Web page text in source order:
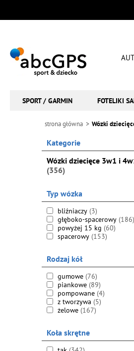
SPORT / GARMIN FOTELIKI
strona główna Wózki
Kategorie
Wózki dziecięce 3w1 i
(356)
Typ wózka
bliźniaczy (3)
głęboko-spacerowy (186)
powyżej 15 kg (60)
spacerowy (153)
Rodzaj kół
gumowe (76)
piankowe (89)
pompowane (4)
z tworzywa (5)
żelowe (167)
Koła skrętne